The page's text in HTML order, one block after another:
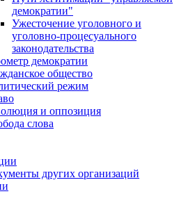
демократии"
Ужесточение уголовного и
уголовно-процесуального
законодательства
демократии
общество
режим
и оппозиция
слова
других организаций